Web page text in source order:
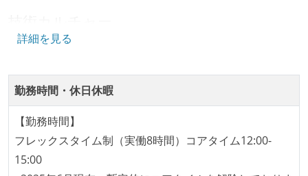
CTO またはそれに準じる、技術やワークフローの標準
開発メンバーの裁量
OS やエディタ、IDE といった個人の環境は、各自の責
任で好きなものを使うことができる
企画を決定する場に、実装を担当する開発メンバーが
詳細を見る
勤務時間・休日休暇
【勤務時間】
フレックスタイム制（実働8時間）コアタイム12:00-
15:00